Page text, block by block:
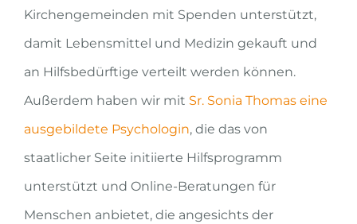
Kirchengemeinden mit Spenden unterstützt,
damit Lebensmittel und Medizin gekauft und
an Hilfsbedürftige verteilt werden können.
Außerdem haben wir mit Sr. Sonia Thomas eine
ausgebildete Psychologin, die das von
staatlicher Seite initiierte Hilfsprogramm
unterstützt und Online-Beratungen für
Menschen anbietet, die angesichts der